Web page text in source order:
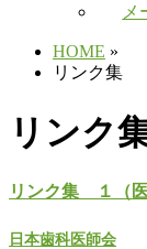
メ
HOME »
リンク集
リンク
リンク集 １（医
日本歯科医師会